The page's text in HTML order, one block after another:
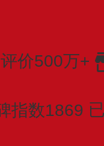
价500万+
指数1869